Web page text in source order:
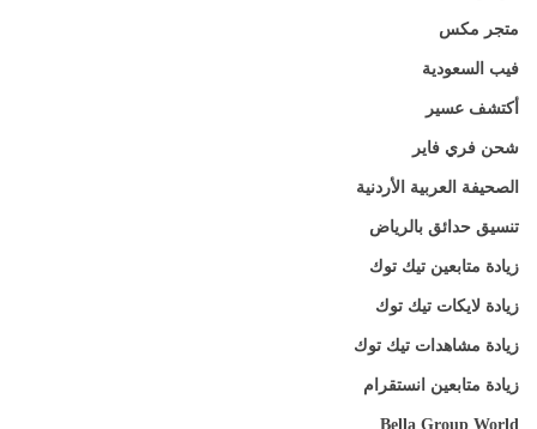
متجر مكس
فيب السعودية
أكتشف عسير
شحن فري فاير
الصحيفة العربية الأردنية
تنسيق حدائق بالرياض
زيادة متابعين تيك توك
زيادة لايكات تيك توك
زيادة مشاهدات تيك توك
زيادة متابعين انستقرام
Bella Group World